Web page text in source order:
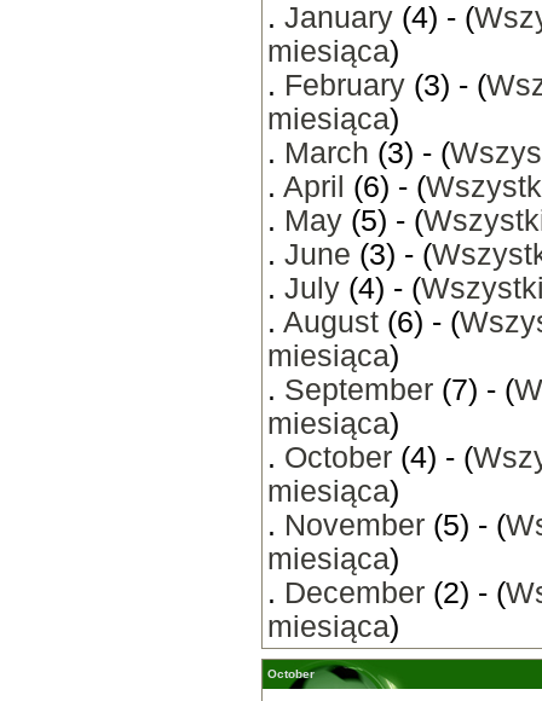
. January (4) - (
miesiąca)
. February (3) - (
miesiąca)
. March (3) - (
. April (6) - (
. May (5) - (
. June (3) - (
. July (4) - (
. August (6) - (
miesiąca)
. September (7) - (
miesiąca)
. October (4) - (
miesiąca)
. November (5) - (
miesiąca)
. December (2) - (
miesiąca)
October